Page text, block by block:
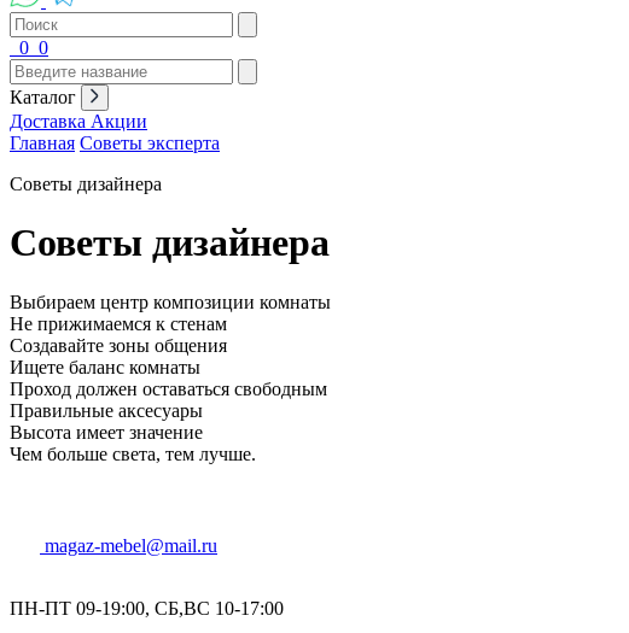
0 0
Каталог
Доставка Акции
Главная Советы эксперта
Советы дизайнера
Советы дизайнера
Выбираем центр композиции комнаты
Не прижимаемся к стенам
Создавайте зоны общения
Ищете баланс комнаты
Проход должен оставаться свободным
Правильные аксесуары
Высота имеет значение
Чем больше света, тем лучше.
magaz-mebel@mail.ru
ПН-ПТ 09-19:00, СБ,ВС 10-17:00